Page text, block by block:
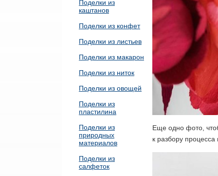
Поделки из
каштанов
Поделки из конфет
Поделки из листьев
Поделки из макарон
Поделки из ниток
Поделки из овощей
Поделки из
пластилина
Поделки из
природных
материалов
Поделки из
салфеток
Еще одно фото,
к разбору процесса